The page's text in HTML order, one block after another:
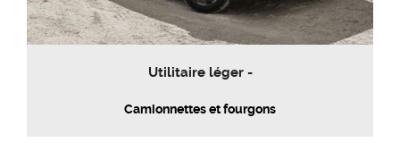
Utilitaire léger -
Camionnettes et fourgons